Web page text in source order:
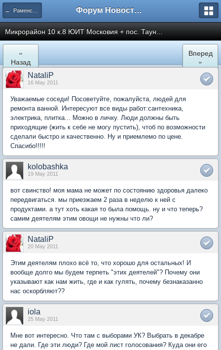
← Раменское Форум Новостройки
Микрорайон 10 к.8 ЮИТ Московия + пос. Таун...
«
Назад
Вперед
»
NataliP
16 May 2011
Уважаемые соседи! Посоветуйте, пожалуйста, людей для
ремонта ванной. Интересуют все виды работ:сантехника,
электрика, плитка... Можно в личку. Люди должны быть
приходящие (жить к себе не могу пустить), чтоб по возможности
сделали быстро и качественно. Ну и приемлемо по цене.
Спасибо!!!!!
kolobashka
19 May 2011
вот свинство! моя мама не может по состоянию здоровья далеко
передвигаться. мы приезжаем 2 раза в неделю к ней с
продуктами. а тут хоть какая то была помощь. ну и что теперь?
самим деятелям этим овощи не нужны что ли?
NataliP
20 May 2011
Этим деятелям плохо всё то, что хорошо для остальных! И
вообще долго мы будем терпеть "этих деятелей"? Почему они
указывают как нам жить, где и как гулять, почему безнаказанно
нас оскорбляют??
iola
25 May 2011
Мне вот интересно. Что там с выборами УК? Выбрать в декабре
не дали. Где эти люди? Где мой лист голосования? Куда они его